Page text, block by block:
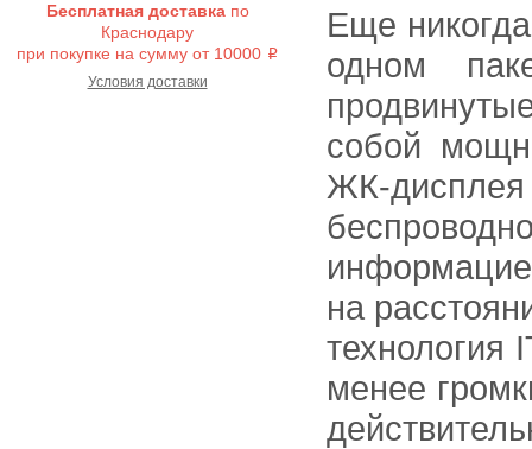
Бесплатная доставкапо
Краснодару
при покупке на сумму от 10000 i
Условия доставки
Еще
одном
собой
ЖК-
на
технология
менее